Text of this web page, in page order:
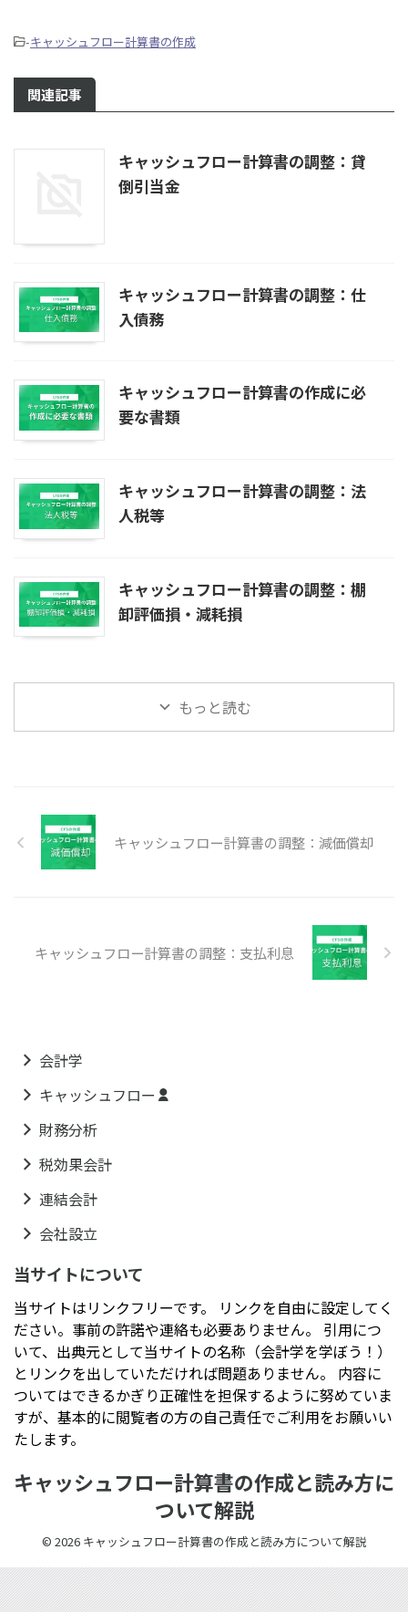
-キャッシュフロー計算書の作成
関連記事
キャッシュフロー計算書の調整：貸
倒引当金
キャッシュフロー計算書の調整：仕
入債務
キャッシュフロー計算書の作成に必
要な書類
キャッシュフロー計算書の調整：法
人税等
キャッシュフロー計算書の調整：棚
卸評価損・減耗損
もっと読む
キャッシュフロー計算書の調整：減価償却
キャッシュフロー計算書の調整：支払利息
会計学
キャッシュフロー
財務分析
税効果会計
連結会計
会社設立
当サイトについて
当サイトはリンクフリーです。 リンクを自由に設定してく
ださい。事前の許諾や連絡も必要ありません。 引用につ
いて、出典元として当サイトの名称（会計学を学ぼう！）
とリンクを出していただければ問題ありません。 内容に
ついてはできるかぎり正確性を担保するように努めていま
すが、基本的に閲覧者の方の自己責任でご利用をお願いい
たします。
キャッシュフロー計算書の作成と読み方に
ついて解説
© 2026 キャッシュフロー計算書の作成と読み方について解説